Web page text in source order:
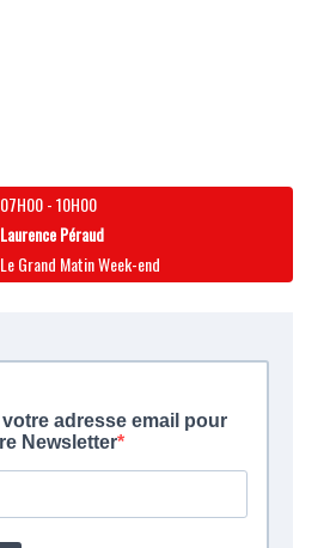
07H00-10H00
Laurence Péraud
Le Grand Matin Week-end